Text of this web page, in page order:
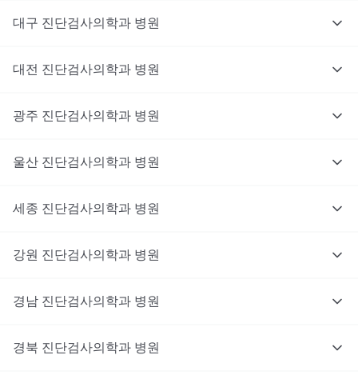
대구 진단검사의학과 병원
대전 진단검사의학과 병원
광주 진단검사의학과 병원
울산 진단검사의학과 병원
세종 진단검사의학과 병원
강원 진단검사의학과 병원
경남 진단검사의학과 병원
경북 진단검사의학과 병원